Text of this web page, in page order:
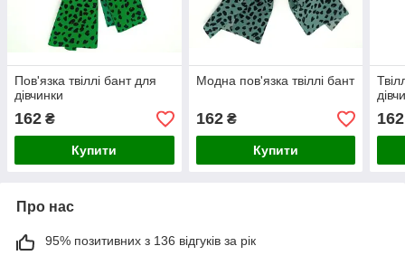
Пов'язка твіллі бант для
дівчинки
162 ₴
Купити
Модна пов'язка твіллі бант
162₴
Купити
162
Про нас
95% позитивних з 136 відгуків за рік